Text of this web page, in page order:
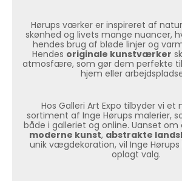
Hørups værker er inspireret af
skønhed og livets mange nuancer,
hendes brug af bløde linjer og
Hendes originale kunstværker
atmosfære, som gør dem perfekte
hjem eller
Hos Galleri Art Expo tilbyder vi et
sortiment af Inge Hørups malerier,
både i galleriet og online. Uanset om
moderne kunst, abstrakte
unik vægdekoration, vil Inge
oplagt valg.